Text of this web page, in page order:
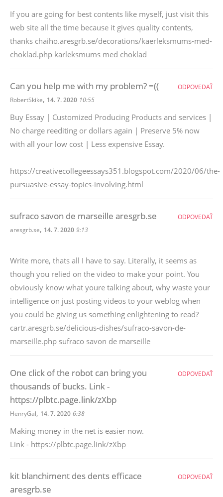
If you are going for best contents like myself, just visit this
web site all the time because it gives quality contents,
thanks chaiho.aresgrb.se/decorations/kaerleksmums-med-
choklad.php karleksmums med choklad
Can you help me with my problem? =((
RobertSkike, 14. 7. 2020 10:55
Buy Essay | Customized Producing Products and services |
No charge reediting or dollars again | Preserve 5% now
with all your low cost | Less expensive Essay.
https://creativecollegeessays351.blogspot.com/2020/06/the-
pursuasive-essay-topics-involving.html
ODPOVEDAŤ
sufraco savon de marseille aresgrb.se
aresgrb.se, 14. 7. 2020 9:13
Write more, thats all I have to say. Literally, it seems as
though you relied on the video to make your point. You
obviously know what youre talking about, why waste your
intelligence on just posting videos to your weblog when
you could be giving us something enlightening to read?
cartr.aresgrb.se/delicious-dishes/sufraco-savon-de-
marseille.php sufraco savon de marseille
ODPOVEDAŤ
One click of the robot can bring you
thousands of bucks. Link -
https://plbtc.page.link/zXbp
HenryGal, 14. 7. 2020 6:38
Making money in the net is easier now.
Link - https://plbtc.page.link/zXbp
ODPOVEDAŤ
kit blanchiment des dents efficace
aresgrb.se
ODPOVEDAŤ